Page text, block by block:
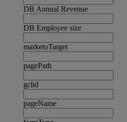
DB Annual Revenue
DB Employee size
marketoTarget
pagePath
gclid
pageName